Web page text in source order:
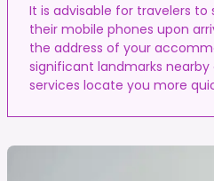
It is advisable for travelers to
their mobile phones upon
the address of your
significant landmarks
services locate you more